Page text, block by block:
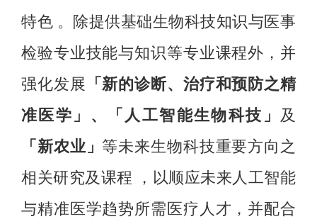
特色 。除提供基础生物科技知识与医事
检验专业技能与知识等专业课程外，并
强化发展 「新的诊断、治疗和预防之精
准医学」、「人工智能生物科技」 及
「新农业」等未来生物科技重要方向之
相关研究及课程 ，以顺应未来人工智能
与精准医学趋势所需医疗人才，并配合